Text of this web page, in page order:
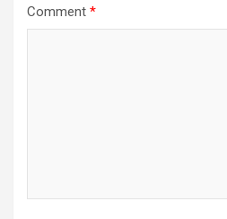
Comment *